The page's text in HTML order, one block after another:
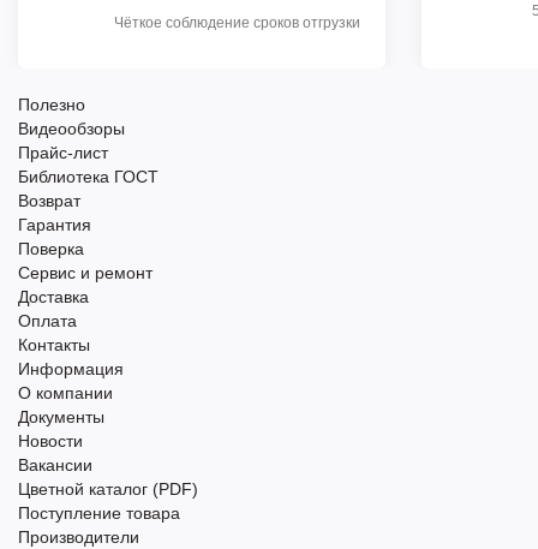
Чёткое соблюдение сроков отгрузки
Полезно
Видеообзоры
Прайс-лист
Библиотека ГОСТ
Возврат
Гарантия
Поверка
Сервис и ремонт
Доставка
Оплата
Контакты
Информация
О компании
Документы
Новости
Вакансии
Цветной каталог (PDF)
Поступление товара
Производители